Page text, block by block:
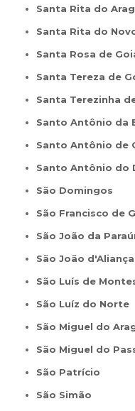
Santa Rita do
Santa Rita do
Santa Rosa de
Santa Tereza de
Santa Terezinha
Santo Antônio da
Santo Antônio de
Santo Antônio do
São Domingos
São Francisco de
São João da
São João d'Aliança
São Luís de
São Luíz do Norte
São Miguel do
São Miguel do
São Patrício
São Simão